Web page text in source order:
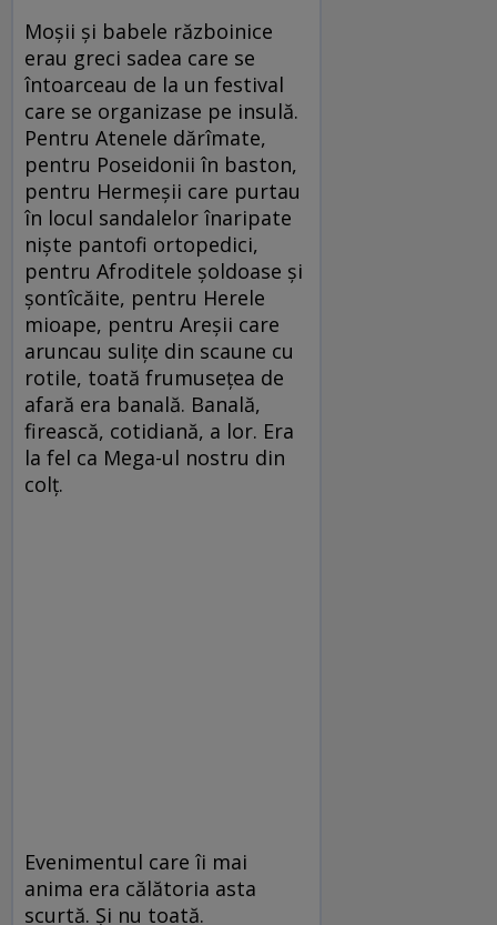
Moșii și babele războinice
erau greci sadea care se
întoarceau de la un festival
care se organizase pe insulă.
Pentru Atenele dărîmate,
pentru Poseidonii în baston,
pentru Hermeșii care purtau
în locul sandalelor înaripate
niște pantofi ortopedici,
pentru Afroditele șoldoase și
șontîcăite, pentru Herele
mioape, pentru Areșii care
aruncau sulițe din scaune cu
rotile, toată frumusețea de
afară era banală. Banală,
firească, cotidiană, a lor. Era
la fel ca Mega-ul nostru din
colț.
Evenimentul care îi mai
anima era călătoria asta
scurtă. Și nu toată.